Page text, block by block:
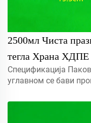
2500мл Чиста
тегла Храна
Спецификација
углавном се бави